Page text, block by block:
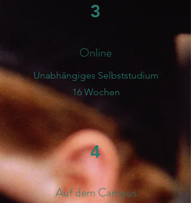
3
Online
Unabhängiges Selbststudium
16 Wochen
4
Auf dem Campus